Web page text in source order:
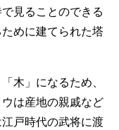
見ることのできる
めに建てられた塔
木」になるため、
は産地の親戚など
戸時代の武将に渡